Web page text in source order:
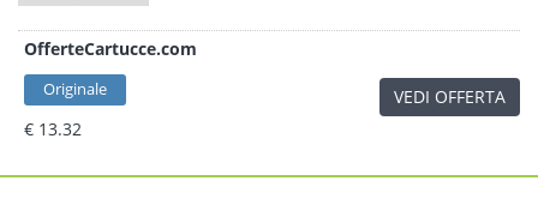
OfferteCartucce.com
Originale
€ 13.32
VEDI OFFERTA